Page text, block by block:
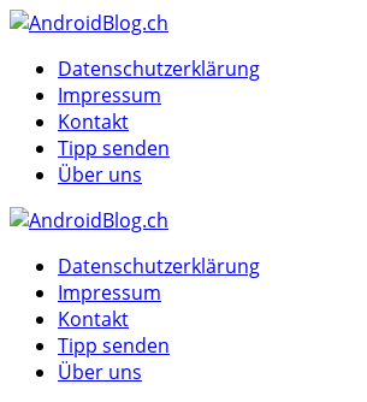
Menu
MenuDatenschutzerklärung
Impressum
Kontakt
Tipp senden
Über uns
Datenschutzerklärung
Impressum
Kontakt
Tipp senden
Über uns